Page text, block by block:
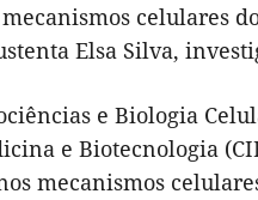
celulares
Elsa Silva,
e Biologia
e Biotecnologia
mecanismos